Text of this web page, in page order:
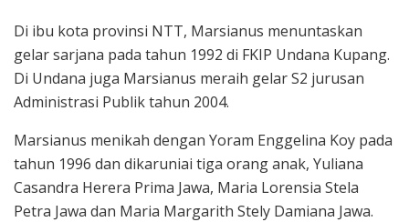
Di ibu kota provinsi NTT, Marsianus menuntaskan
gelar sarjana pada tahun 1992 di FKIP Undana Kupang.
Di Undana juga Marsianus meraih gelar S2 jurusan
Administrasi Publik tahun 2004.
Marsianus menikah dengan Yoram Enggelina Koy pada
tahun 1996 dan dikaruniai tiga orang anak, Yuliana
Casandra Herera Prima Jawa, Maria Lorensia Stela
Petra Jawa dan Maria Margarith Stely Damiana Jawa.